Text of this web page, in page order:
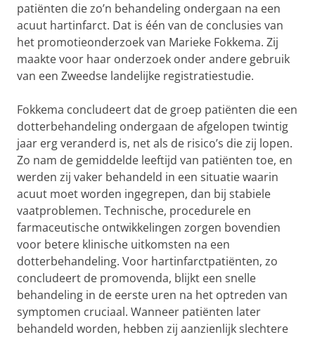
patiënten die zo’n behandeling ondergaan na een
acuut hartinfarct. Dat is één van de conclusies van
het promotieonderzoek van Marieke Fokkema. Zij
maakte voor haar onderzoek onder andere gebruik
van een Zweedse landelijke registratiestudie.
Fokkema concludeert dat de groep patiënten die een
dotterbehandeling ondergaan de afgelopen twintig
jaar erg veranderd is, net als de risico’s die zij lopen.
Zo nam de gemiddelde leeftijd van patiënten toe, en
werden zij vaker behandeld in een situatie waarin
acuut moet worden ingegrepen, dan bij stabiele
vaatproblemen. Technische, procedurele en
farmaceutische ontwikkelingen zorgen bovendien
voor betere klinische uitkomsten na een
dotterbehandeling. Voor hartinfarctpatiënten, zo
concludeert de promovenda, blijkt een snelle
behandeling in de eerste uren na het optreden van
symptomen cruciaal. Wanneer patiënten later
behandeld worden, hebben zij aanzienlijk slechtere